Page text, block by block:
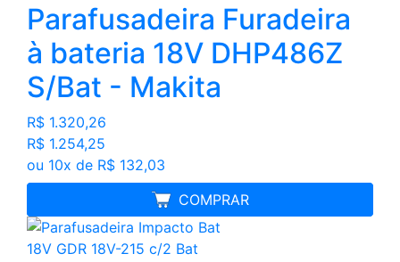
Parafusadeira Furadeira
à bateria 18V DHP486Z
S/Bat - Makita
R$ 1.320,26
R$ 1.254,25
ou 10x de R$ 132,03
COMPRAR
MELHOR PREÇO